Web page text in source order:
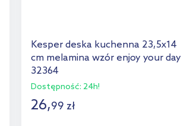
Kesper deska kuchenna 23,5x14
cm melamina wzór enjoy your day
32364
Dostępność: 24h!
26,99 zł